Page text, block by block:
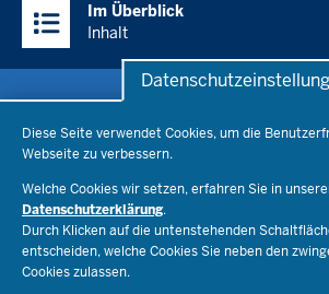
Diese Seite verwendet Cookies, um die
Webseite zu verbessern.
Welche Cookies wir setzen, erfahren Sie in
Datenschutzerklärung.
Durch Klicken auf die untenstehenden
entscheiden, welche Cookies Sie neben den
Cookies zulassen.
Inhalte
Im Überblick
Inhalt
Bildungsthemen
Lehrkräfte
Recht
Schulleben
Ministerium
Ministerin Dorothee Feller
Staatssekretär Dr. Urban Mauer
Presse